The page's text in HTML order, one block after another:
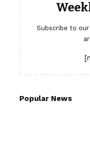
Subscribe to
Popular News